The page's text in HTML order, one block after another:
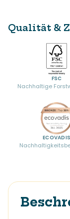
Qualität &
FSC
Nachhaltige
ECOVADIS